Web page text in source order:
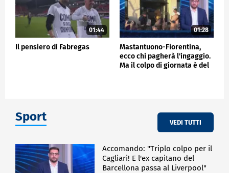
01:44
Il pensiero di Fabregas
01:28
Mastantuono-Fiorentina,
ecco chi pagherà l'ingaggio.
Ma il colpo di giornata è del
Sport VEDI TUTTI
Accomando: "Triplo colpo per il
Cagliari! E l'ex capitano del
Barcellona passa al Liverpool"